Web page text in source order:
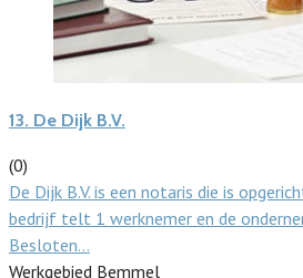
13. De Dijk B.V.
(0)
De Dijk B.V. is een notaris die is
bedrijf telt 1 werknemer en de
Besloten…
Werkgebied Bemmel